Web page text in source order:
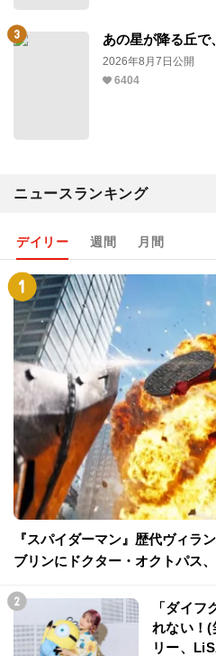
あの星が降る丘で
2026年8月7日公開
6404
ニュースランキング
デイリー 週間 月間
『スパイダーマン』歴代ヴィラ
ブリンにドクター・オクトパス
「ダイ
れない！(
リー、